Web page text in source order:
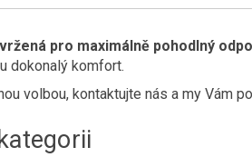
pro maximálně pohodlný
dokonalý komfort.
volbou, kontaktujte nás a my Vám